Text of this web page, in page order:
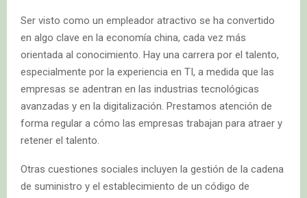
Ser visto como un empleador atractivo se ha convertido
en algo clave en la economía china, cada vez más
orientada al conocimiento. Hay una carrera por el talento,
especialmente por la experiencia en TI, a medida que las
empresas se adentran en las industrias tecnológicas
avanzadas y en la digitalización. Prestamos atención de
forma regular a cómo las empresas trabajan para atraer y
retener el talento.
Otras cuestiones sociales incluyen la gestión de la cadena
de suministro y el establecimiento de un código de